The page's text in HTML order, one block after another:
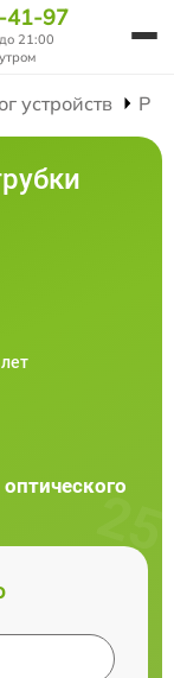
41-97
21:00
устройств